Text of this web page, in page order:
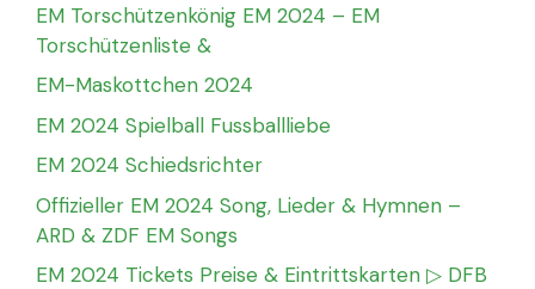
EM Torschützenkönig EM 2024 – EM
Torschützenliste &
EM-Maskottchen 2024
EM 2024 Spielball Fussballliebe
EM 2024 Schiedsrichter
Offizieller EM 2024 Song, Lieder & Hymnen –
ARD & ZDF EM Songs
EM 2024 Tickets Preise & Eintrittskarten ▷ DFB